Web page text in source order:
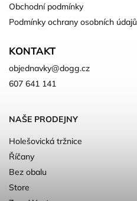
Obchodní podmínky
Podmínky ochrany osobních údajů
KONTAKT
objednavky@dogg.cz
607 641 141
NAŠE PRODEJNY
Holešovická tržnice
Říčany
Bez obalu
Store